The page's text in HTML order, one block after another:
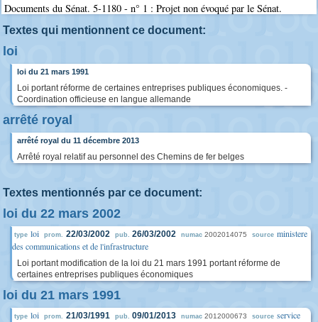
Documents du Sénat. 5-1180 - n° 1 : Projet non évoqué par le Sénat.
Textes qui mentionnent ce document:
loi
loi du 21 mars 1991
Loi portant réforme de certaines entreprises publiques économiques. -
Coordination officieuse en langue allemande
arrêté royal
arrêté royal du 11 décembre 2013
Arrêté royal relatif au personnel des Chemins de fer belges
Textes mentionnés par ce document:
loi du 22 mars 2002
type loi prom. 22/03/2002 pub. 26/03/2002 numac 2002014075 source ministere
des communications et de l'infrastructure
Loi portant modification de la loi du 21 mars 1991 portant réforme de
certaines entreprises publiques économiques
loi du 21 mars 1991
type loi prom. 21/03/1991 pub. 09/01/2013 numac 2012000673 source service